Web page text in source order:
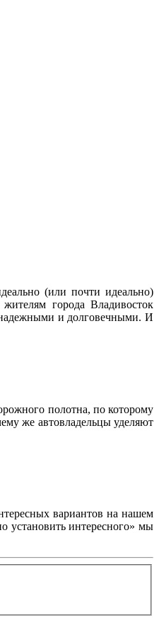
(или почти идеально)
города Владивосток
надежными и долговечными. И
полотна, по которому
же автовладельцы уделяют
вариантов на нашем
установить интересного» мы